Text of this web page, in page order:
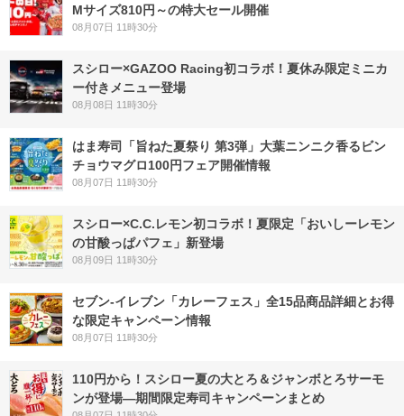
Mサイズ810円～の特大セール開催
08月07日 11時30分
スシロー×GAZOO Racing初コラボ！夏休み限定ミニカ
ー付きメニュー登場
08月08日 11時30分
はま寿司「旨ねた夏祭り 第3弾」大葉ニンニク香るビン
チョウマグロ100円フェア開催情報
08月07日 11時30分
スシロー×C.C.レモン初コラボ！夏限定「おいしーレモン
の甘酸っぱパフェ」新登場
08月09日 11時30分
セブン‐イレブン「カレーフェス」全15品商品詳細とお得
な限定キャンペーン情報
08月07日 11時30分
110円から！スシロー夏の大とろ＆ジャンボとろサーモ
ンが登場―期間限定寿司キャンペーンまとめ